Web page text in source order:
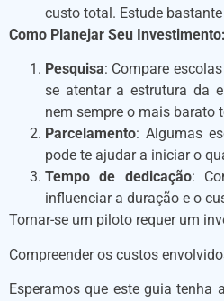
custo total. Estude
Como Planejar Seu Investimento:
Pesquisa: Compare
se atentar a estrutura da
nem sempre o mais barato
Parcelamento: Algumas
pode te ajudar a iniciar o
Tempo de dedicação:
influenciar a duração e o
Tornar-se um piloto requer um
Compreender os custos
Esperamos que este guia tenha